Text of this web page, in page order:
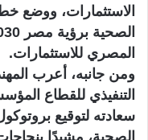
الاستثمارات، ووضع
المصري للاستثمارات.
ومن جانبه، أعرب
التنفيذي للقطاع
سعادته لتوقيع
الصحية، مشيدًا